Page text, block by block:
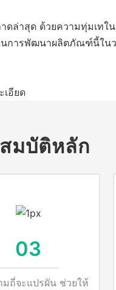
ล่าสุด ด้วยความทุ่มเท
นการพัฒนาผลิตภัณฑ์นี้ใ
อียด
มบัติหลัก
03
มถี่จะแปรผัน ช่วยให้